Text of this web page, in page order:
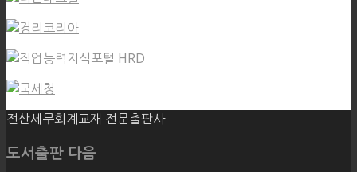
전산세무회계교재 전문출판사
도서출판 다음